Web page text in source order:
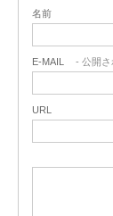
名前
E-MAIL - 公開さ
URL